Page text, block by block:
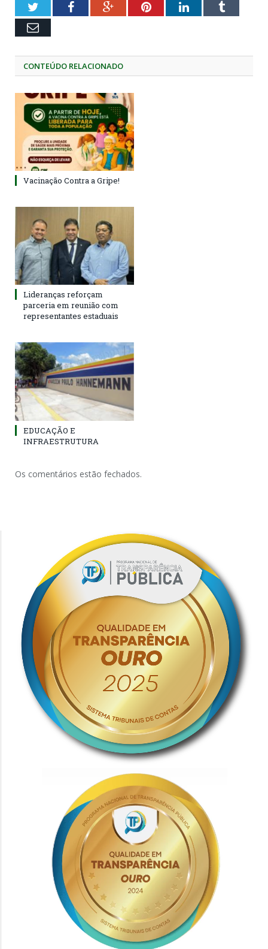
TwitterFacebookGoogle+PinterestLinkedInTumblr
Email
CONTEÚDO RELACIONADO
Vacinação Contra a Gripe!
Lideranças reforçam
parceria em reunião com
representantes estaduais
EDUCAÇÃO E
INFRAESTRUTURA
Os comentários estão fechados.